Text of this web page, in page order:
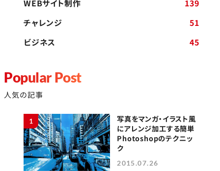
WEBサイト制作
139
チャレンジ
51
ビジネス
45
Popular Post
人気の記事
1
写真をマンガ・イラスト風
にアレンジ加工する簡単
Photoshopのテクニッ
ク
2015.07.26